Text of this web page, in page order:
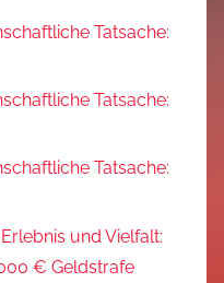
Tatsache:
Tatsache:
Tatsache:
und Vielfalt:
€ Geldstrafe